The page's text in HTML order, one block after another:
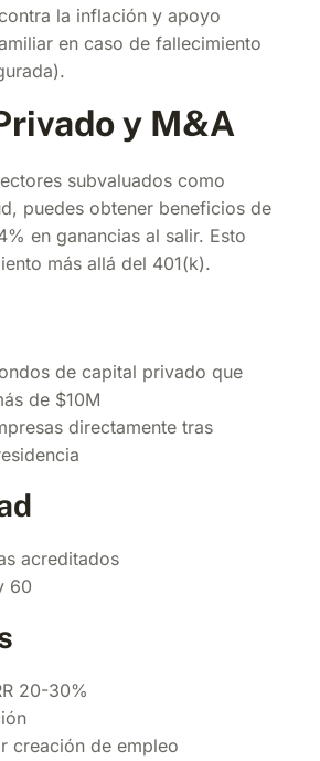
la inflación y apoyo
en caso de fallecimiento
y M&A
subvaluados como
puedes obtener beneficios de
en ganancias al salir. Esto
más allá del 401(k).
de capital privado que
de $10M
directamente tras
acreditados
60
20-30%
creación de empleo